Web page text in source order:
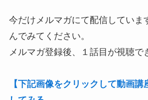
今だけメルマガにて配信していま
んでみてください。
メルマガ登録後、１話目が視聴で
【下記画像をクリックして動画